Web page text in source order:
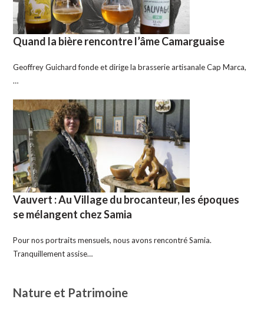
Quand la bière rencontre l’âme Camarguaise
Geoffrey Guichard fonde et dirige la brasserie artisanale Cap Marca,
…
Vauvert : Au Village du brocanteur, les époques
se mélangent chez Samia
Pour nos portraits mensuels, nous avons rencontré Samia.
Tranquillement assise…
Nature et Patrimoine